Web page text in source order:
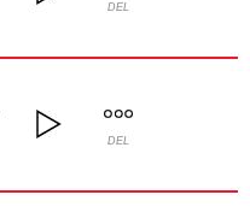
DEL
DEL